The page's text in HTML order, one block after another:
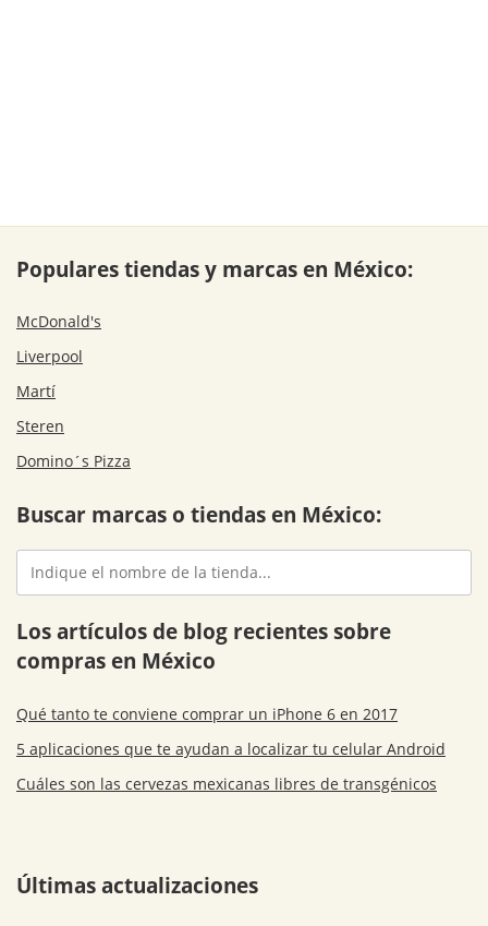
Populares tiendas y marcas en México:
McDonald's
Liverpool
Martí
Steren
Domino´s Pizza
Buscar marcas o tiendas en México:
Los artículos de blog recientes sobre
compras en México
Qué tanto te conviene comprar un iPhone 6 en 2017
5 aplicaciones que te ayudan a localizar tu celular Android
Cuáles son las cervezas mexicanas libres de transgénicos
Últimas actualizaciones